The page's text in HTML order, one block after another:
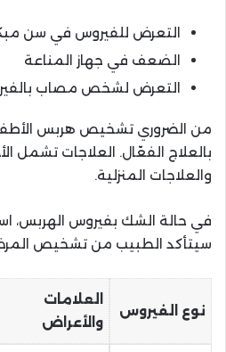
التعرض للفيروس في سن
الضعف في جهاز المناعة
التعرض لشخص مصاب
من الضروري تشخيص هربس
بالعلاج الفعّال. العلاجات تشمل
والعلاجات المنزلية.
في حالة الشك بفيروس الهربس،
سيتأكد الطبيب من تشخيص
نوع الفيروس
العلامات
والأعراض